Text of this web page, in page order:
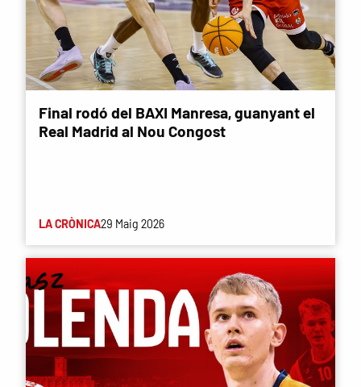
Final rodó del BAXI Manresa, guanyant el
Real Madrid al Nou Congost
LA CRÒNICA29 Maig 2026